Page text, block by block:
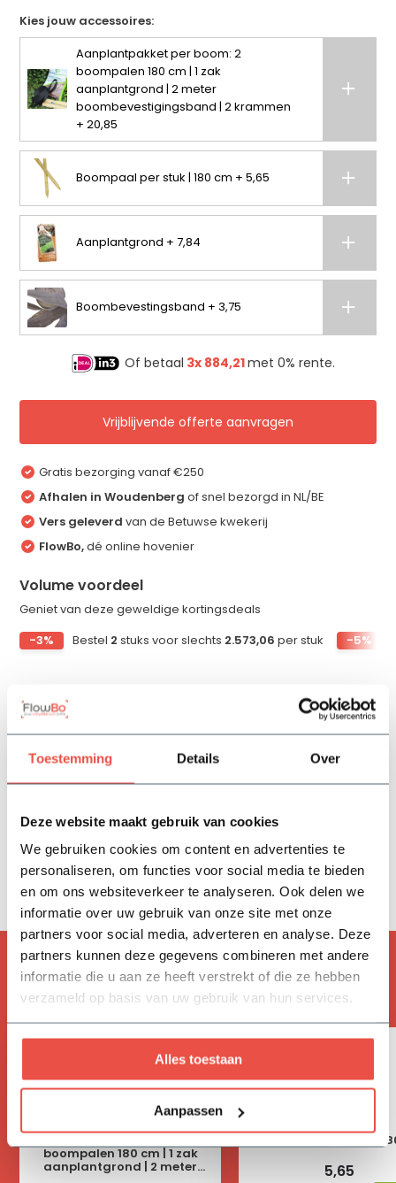
Toestemming Details Over
Deze website maakt gebruik van cookies
We gebruiken cookies om content en advertenties te
personaliseren, om functies voor social media te bieden
en om ons websiteverkeer te analyseren. Ook delen we
informatie over uw gebruik van onze site met onze
partners voor social media, adverteren en analyse. Deze
partners kunnen deze gegevens combineren met andere
informatie die u aan ze heeft verstrekt of die ze hebben
verzameld op basis van uw gebruik van hun services.
Alles toestaan
Aanpassen
Kies jouw accessoires:
Aanplantpakket per boom: 2
boompalen 180 cm | 1 zak
aanplantgrond | 2 meter
boombevestigingsband | 2 krammen
+ 20,85
Boompaal per stuk | 180 cm + 5,65
Aanplantgrond + 7,84
Boombevestingsband + 3,75
Of betaal 3x 884,21met 0% rente.
Vrijblijvende offerte aanvragen
Gratis bezorging vanaf €250
Afhalen in Woudenberg of snel bezorgd in NL/BE
Vers geleverd van de Betuwse kwekerij
FlowBo,dé online hovenier
Volume voordeel
Geniet van deze geweldige kortingsdeals
-3%
Bestel 2 stuks voor slechts 2.573,06 per stuk -5%
Productomschrijving
Specificaties
Reviews
Delen
ACCESSOIRES
Handig om mee te bestellen
boompalen 180 cm | 1 zak
aanplantgrond | 2 meter
Boompaal per stuk |
5,65